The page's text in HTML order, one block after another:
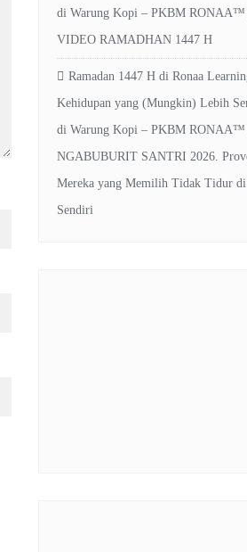
di Warung Kopi – PKBM RONAA™
VIDEO RAMADHAN 1447 H
Ramadan 1447 H di Ronaa
Kehidupan yang (Mungkin) Lebih
di Warung Kopi – PKBM RONAA™
NGABUBURIT SANTRI 2026.
Mereka yang Memilih Tidak Tidur
Sendiri